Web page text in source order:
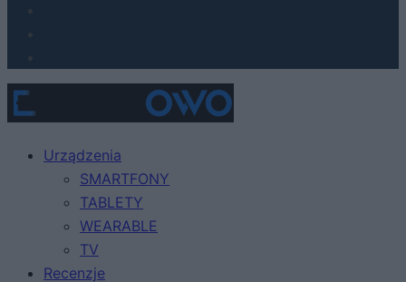
Urządzenia
SMARTFONY
TABLETY
WEARABLE
TV
Recenzje